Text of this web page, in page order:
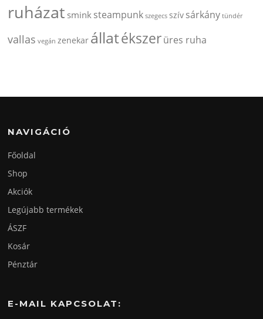
ruházat smink steampunk szegecs szív sárkány tündér
vallas vegán zenekar állatékszerüres ruha
NAVIGÁCIÓ
Főoldal
Shop
Akciók
Legújabb termékek
ÁSZF
Kosár
Pénztár
E-MAIL KAPCSOLAT: